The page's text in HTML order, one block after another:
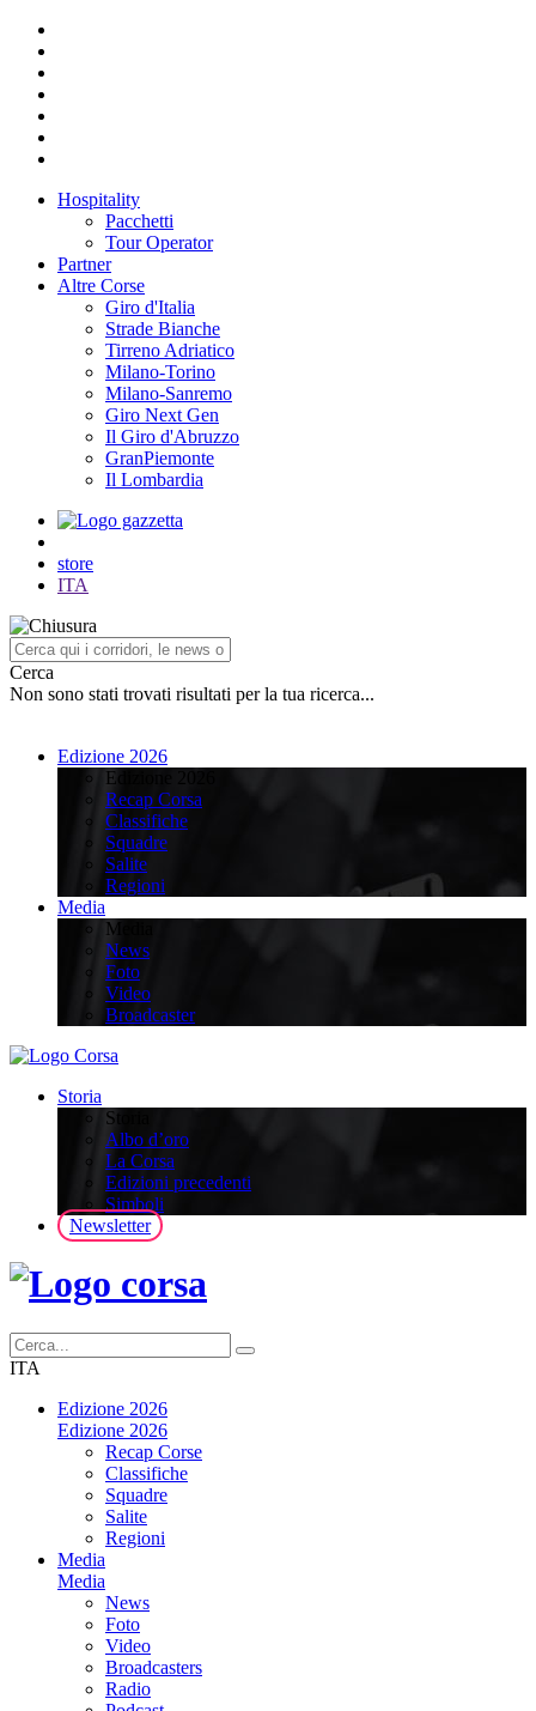
Hospitality
Pacchetti
Tour Operator
Partner
Altre Corse
Giro d'Italia
Strade Bianche
Tirreno Adriatico
Milano-Torino
Milano-Sanremo
Giro Next Gen
Il Giro d'Abruzzo
GranPiemonte
Il Lombardia
store
ITA
Cerca
Non sono stati trovati risultati per la tua ricerca...
Edizione 2026
Edizione 2026
Recap Corsa
Classifiche
Squadre
Salite
Regioni
Media
Media
News
Foto
Video
Broadcaster
Storia
Storia
Albo d’oro
La Corsa
Edizioni precedenti
Simboli
Newsletter
ITA
Edizione 2026
Edizione 2026
Recap Corse
Classifiche
Squadre
Salite
Regioni
Media
Media
News
Foto
Video
Broadcasters
Radio